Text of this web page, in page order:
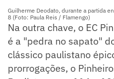
Guilherme Deodato, durante a partida
8 (Foto: Paula Reis / Flamengo)
Na outra chave, o EC
é a "pedra no sapato"
clássico paulistano
prorrogações, o